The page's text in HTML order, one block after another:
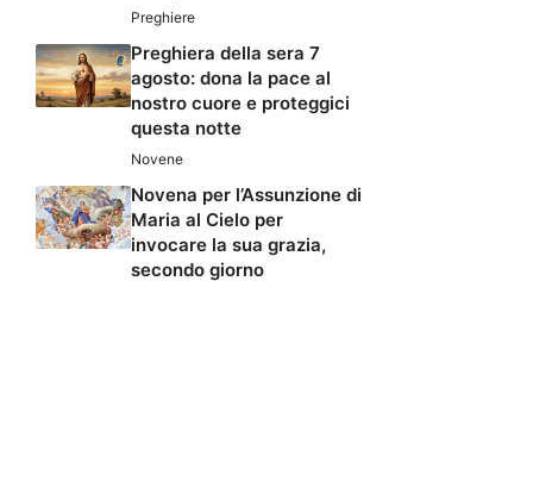
Preghiere
Preghiera della sera 7
agosto: dona la pace al
nostro cuore e proteggici
questa notte
Novene
Novena per l’Assunzione di
Maria al Cielo per
invocare la sua grazia,
secondo giorno